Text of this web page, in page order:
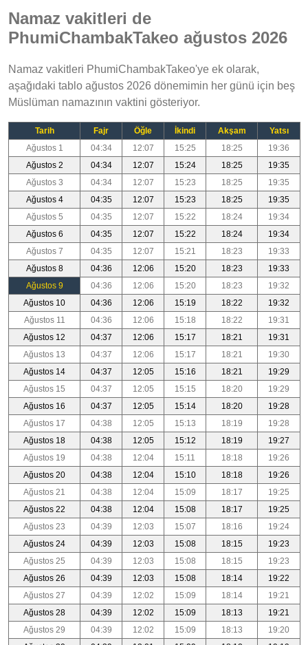
Namaz vakitleri de
PhumiChambakTakeo ağustos 2026
Namaz vakitleri PhumiChambakTakeo'ye ek olarak,
aşağıdaki tablo ağustos 2026 dönemimin her günü için beş
Müslüman namazının vaktini gösteriyor.
Tarih Fajr Öğle İkindi Akşam
Yatsı
Ağustos 1
04:34 12:07 15:25 18:25
19:36
Ağustos 2
04:34 12:07 15:24 18:25
19:35
Ağustos 3
04:34 12:07 15:23 18:25
19:35
Ağustos 4
04:35 12:07 15:23 18:25
19:35
Ağustos 5
04:35 12:07 15:22 18:24
19:34
Ağustos 6
04:35 12:07 15:22 18:24
19:34
Ağustos 7
04:35 12:07 15:21 18:23
19:33
Ağustos 8
04:36 12:06 15:20 18:23
19:33
Ağustos 9
04:36 12:06 15:20 18:23
19:32
Ağustos 10
04:36 12:06 15:19 18:22
19:32
Ağustos 11
04:36 12:06 15:18 18:22
19:31
Ağustos 12
04:37 12:06 15:17 18:21
19:31
Ağustos 13
04:37 12:06 15:17 18:21
19:30
Ağustos 14
04:37 12:05 15:16 18:21
19:29
Ağustos 15
04:37 12:05 15:15 18:20
19:29
Ağustos 16
04:37 12:05 15:14 18:20
19:28
Ağustos 17
04:38 12:05 15:13 18:19
19:28
Ağustos 18
04:38 12:05 15:12 18:19
19:27
Ağustos 19
04:38 12:04 15:11 18:18
19:26
Ağustos 20
04:38 12:04 15:10 18:18
19:26
Ağustos 21
04:38 12:04 15:09 18:17
19:25
Ağustos 22
04:38 12:04 15:08 18:17
19:25
Ağustos 23
04:39 12:03 15:07 18:16
19:24
Ağustos 24
04:39 12:03 15:08 18:15
19:23
Ağustos 25
04:39 12:03 15:08 18:15
19:23
Ağustos 26
04:39 12:03 15:08 18:14
19:22
Ağustos 27
04:39 12:02 15:09 18:14
19:21
Ağustos 28
04:39 12:02 15:09 18:13
19:21
Ağustos 29
04:39 12:02 15:09 18:13
19:20